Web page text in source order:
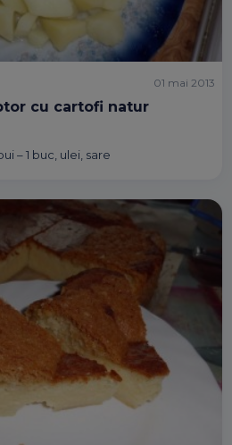
cu cartofi natur
– 1 buc, ulei, sare
01 mai 2013